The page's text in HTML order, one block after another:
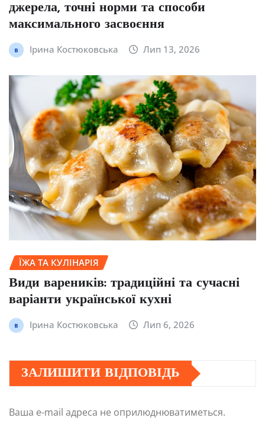
джерела, точні норми та способи
максимального засвоєння
Ірина Костюковська Лип 13, 2026
ЇЖА ТА КУЛІНАРІЯ
Види вареників: традиційні та сучасні
варіанти української кухні
Ірина Костюковська Лип 6, 2026
ЗАЛИШИТИ ВІДПОВІДЬ
Ваша e-mail адреса не оприлюднюватиметься.